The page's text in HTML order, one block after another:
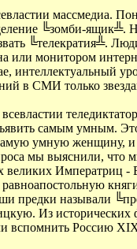
массмедиа.
╚зомби-
╚телекратия╩.
или монитором
в СМИ только
самым умным.
умную женщину,
мы выяснили,
Императриц -
предки называли
Из
Россию XIX